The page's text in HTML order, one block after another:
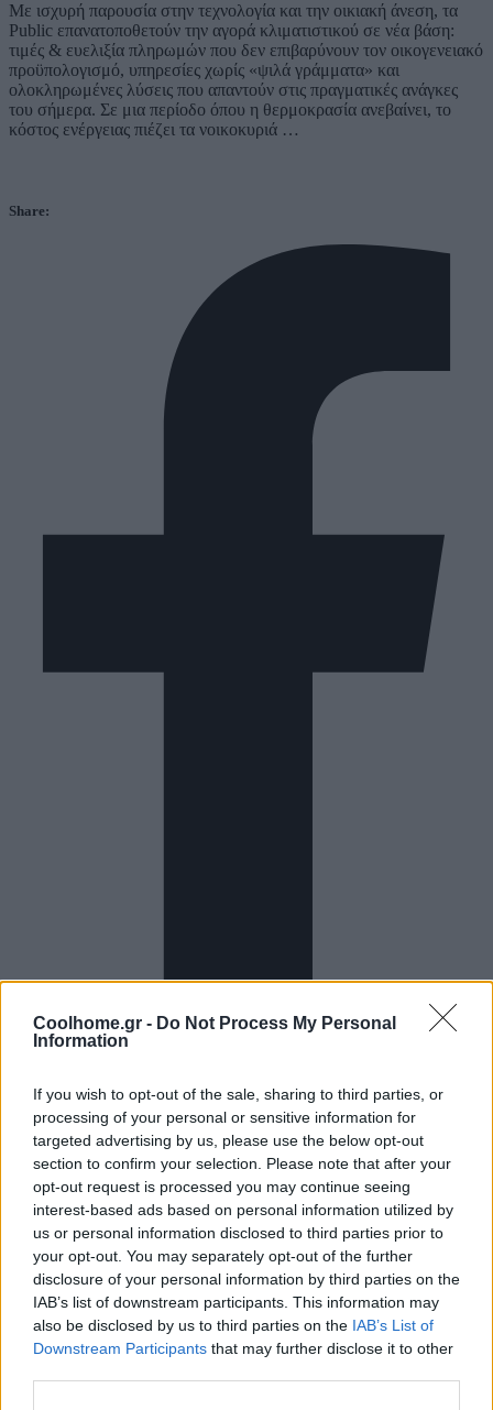
Coolhome.gr - Do Not Process My Personal
Information
If you wish to opt-out of the sale, sharing to third parties, or
processing of your personal or sensitive information for
targeted advertising by us, please use the below opt-out
section to confirm your selection. Please note that after your
opt-out request is processed you may continue seeing
interest-based ads based on personal information utilized by
us or personal information disclosed to third parties prior to
your opt-out. You may separately opt-out of the further
disclosure of your personal information by third parties on the
IAB’s list of downstream participants. This information may
also be disclosed by us to third parties on the IAB’s List of
Downstream Participants that may further disclose it to other
Με ισχυρή παρουσία στην τεχνολογία και την οικιακή άνεση, τα
Public επανατοποθετούν την αγορά κλιματιστικού σε νέα βάση:
τιμές & ευελιξία πληρωμών που δεν επιβαρύνουν τον οικογενειακό
προϋπολογισμό, υπηρεσίες χωρίς «ψιλά γράμματα» και
ολοκληρωμένες λύσεις που απαντούν στις πραγματικές ανάγκες
του σήμερα. Σε μια περίοδο όπου η θερμοκρασία ανεβαίνει, το
κόστος ενέργειας πιέζει τα νοικοκυριά …
Share: